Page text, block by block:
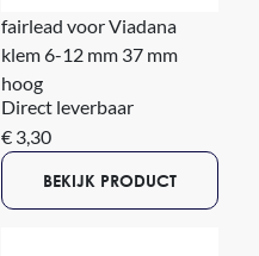
fairlead voor Viadana
klem 6-12 mm 37 mm
hoog
Direct leverbaar
€ 3,30
BEKIJK PRODUCT